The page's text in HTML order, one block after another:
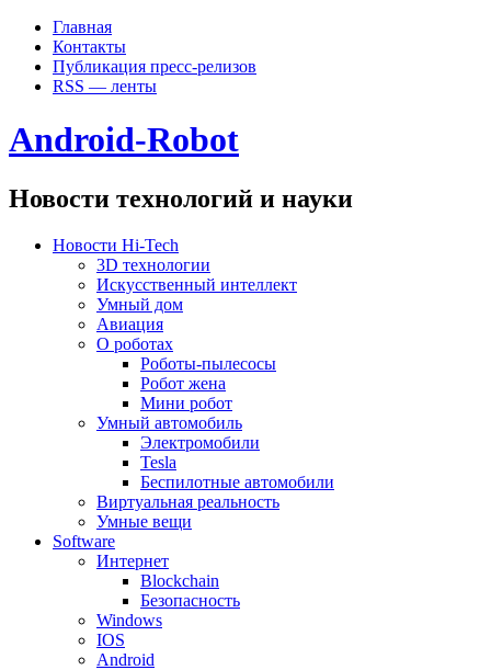
Главная
Контакты
Публикация пресс-релизов
RSS — ленты
Android-Robot
Новости технологий и науки
Новости Hi-Tech
3D технологии
Искусственный интеллект
Умный дом
Авиация
О роботах
Роботы-пылесосы
Робот жена
Мини робот
Умный автомобиль
Электромобили
Tesla
Беспилотные автомобили
Виртуальная реальность
Умные вещи
Software
Интернет
Blockchain
Безопасность
Windows
IOS
Android